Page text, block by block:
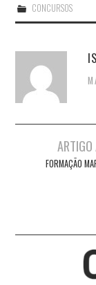
CONCURSOS
navigation
ARTIGO
FORMAÇÃO